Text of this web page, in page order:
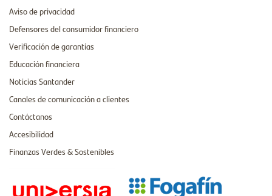
Aviso de privacidad
Defensores del consumidor financiero
Verificación de garantías
Educación financiera
Noticias Santander
Canales de comunicación a clientes
Contáctanos
Accesibilidad
Finanzas Verdes & Sostenibles